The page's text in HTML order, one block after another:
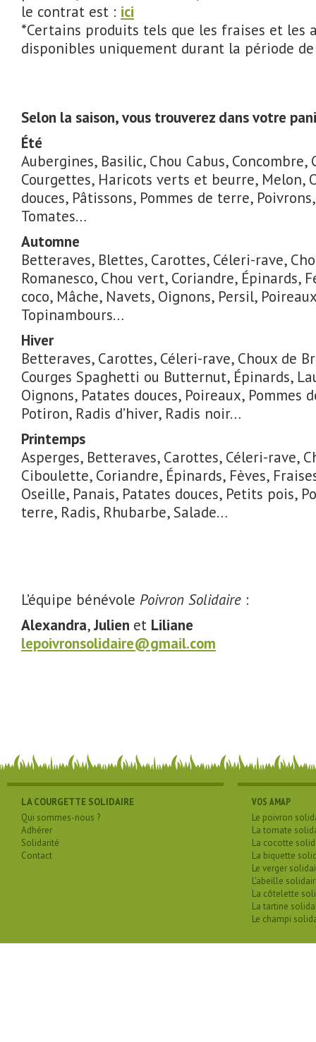
le contrat est : ici
*Certains produits tels que les fraises et les
disponibles uniquement durant la période
Selon la saison, vous trouverez dans votre
Été
Aubergines, Basilic, Chou Cabus, Concombre,
Courgettes, Haricots verts et beurre, Melon,
douces, Pâtissons, Pommes de terre,
Tomates…
Automne
Betteraves, Blettes, Carottes, Céleri-rave,
Romanesco, Chou vert, Coriandre, Épinards,
coco, Mâche, Navets, Oignons, Persil,
Topinambours…
Hiver
Betteraves, Carottes, Céleri-rave, Choux de
Courges Spaghetti ou Butternut, Épinards,
Oignons, Patates douces, Poireaux, Pommes
Potiron, Radis d’hiver, Radis noir…
Printemps
Asperges, Betteraves, Carottes, Céleri-rave,
Ciboulette, Coriandre, Épinards, Fèves,
Oseille, Panais, Patates douces, Petits pois,
terre, Radis, Rhubarbe, Salade…
L’équipe bénévole Poivron Solidaire :
Alexandra,Julien et Liliane
lepoivronsolidaire@gmail.com
LA COURGETTE SOLIDAIRE
Qui sommes-nous ?
Adhérer
Solidarité
Contact
VOS AMAP
Le poivron
La tomate
La cocotte
La biquette
Le verger
L'abeille
La côtelette
La tartine
Le champi